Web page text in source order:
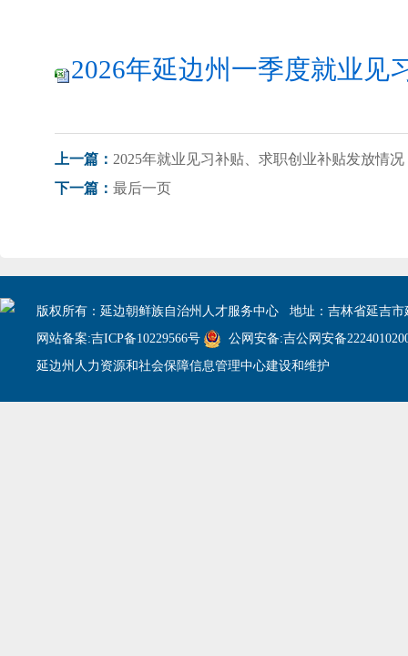
2026年延边州一季度就业见
上一篇： 2025年就业见习补贴、求职创业补贴发放情况
下一篇： 最后一页
版权所有：延边朝鲜族自治州人才服务中心 地址：吉林省延吉市
网站备案:吉ICP备10229566号
公网安备:吉公网安备
延边州人力资源和社会保障信息管理中心建设和维护